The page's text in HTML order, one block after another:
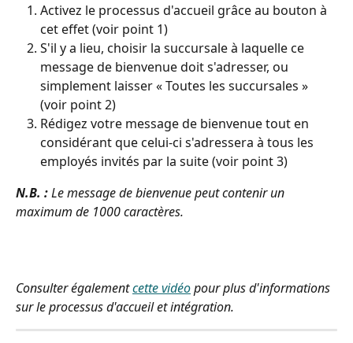
Activez le processus d'accueil grâce au bouton à
cet effet (voir point 1)
S'il y a lieu, choisir la succursale à laquelle ce
message de bienvenue doit s'adresser, ou
simplement laisser « Toutes les succursales »
(voir point 2)
Rédigez votre message de bienvenue tout en
considérant que celui-ci s'adressera à tous les
employés invités par la suite (voir point 3)
N.B. : Le message de bienvenue peut contenir un
maximum de 1000 caractères.
Consulter également cette vidéo pour plus d'informations
sur le processus d'accueil et intégration.